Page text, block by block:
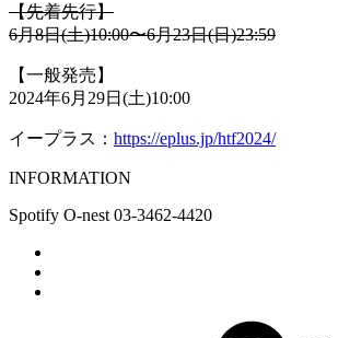
【先着先行】
6月8日(土)10:00〜6月23日(日)23:59
【一般発売】
2024年6月29日(土)10:00
イープラス： https://eplus.jp/htf2024/
INFORMATION
Spotify O-nest 03-3462-4420